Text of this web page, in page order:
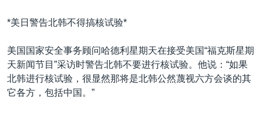
*美日警告北韩不得搞核试验*
美国国家安全事务顾问哈德利星期天在接受美国“福克斯星期
天新闻节目”采访时警告北韩不要进行核试验。他说：“如果
北韩进行核试验，很显然那将是北韩公然蔑视六方会谈的其
它各方，包括中国。”